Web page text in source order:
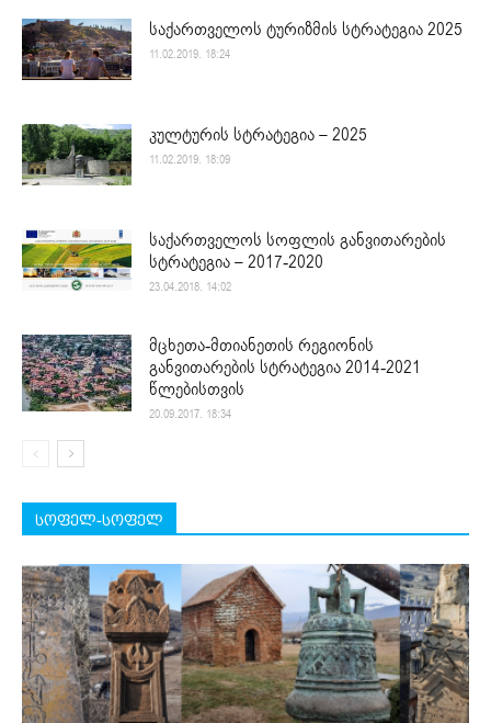
საქართველოს ტურიზმის სტრატეგია 2025
11.02.2019. 18:24
კულტურის სტრატეგია – 2025
11.02.2019. 18:09
საქართველოს სოფლის განვითარების
სტრატეგია – 2017-2020
23.04.2018. 14:02
მცხეთა-მთიანეთის რეგიონის
განვითარების სტრატეგია 2014-2021
წლებისთვის
20.09.2017. 18:34
სოფელ-სოფელ